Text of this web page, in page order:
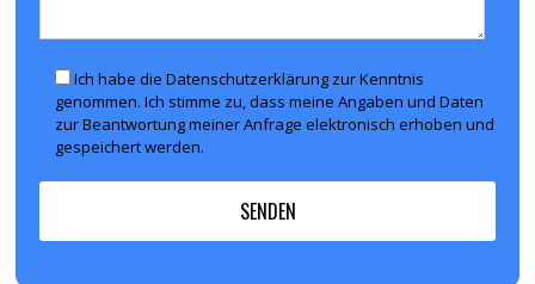
Ich habe die Datenschutzerklärung zur Kenntnis
genommen. Ich stimme zu, dass meine Angaben und Daten
zur Beantwortung meiner Anfrage elektronisch erhoben und
gespeichert werden.